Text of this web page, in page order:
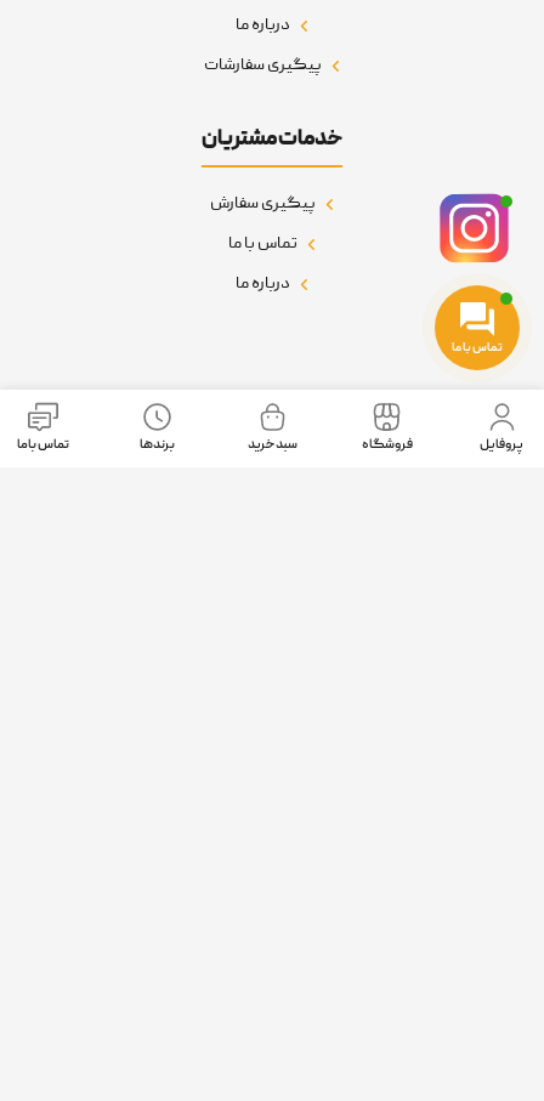
درباره ما
پیگیری سفارشات
خدمات مشتریان
پیگیری سفارش
تماس با ما
درباره ما
نمادهای اعتماد
پروفایل فروشگاه سبد خرید برندها تماس باما
تماس با ما